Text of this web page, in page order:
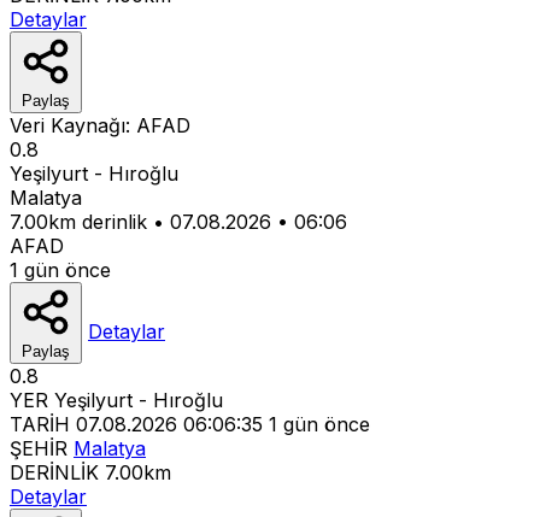
Detaylar
Paylaş
Veri Kaynağı: AFAD
0.8
Yeşilyurt - Hıroğlu
Malatya
7.00km derinlik • 07.08.2026 • 06:06
AFAD
1 gün önce
Paylaş
Detaylar
0.8
YER Yeşilyurt - Hıroğlu
TARİH 07.08.2026 06:06:35 1 gün önce
ŞEHİR Malatya
DERİNLİK 7.00km
Detaylar